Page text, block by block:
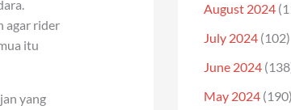
agar rider
itu
yang
August 2024
July 2024 (102)
June 2024
May 2024 (190)